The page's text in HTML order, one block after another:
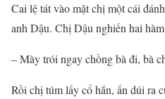
Cai lệ tát vào mặt chị một cái
anh Dậu. Chị Dậu nghiến hai
– Mày trói ngay chồng bà đi, bà
Rồi chị túm lấy cổ hắn, ấn dúi ra